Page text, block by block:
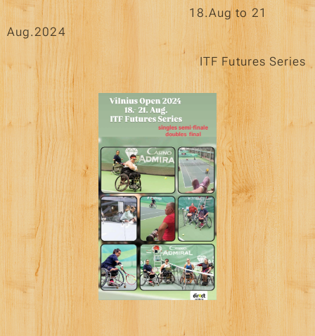
18.Aug to 21
Aug.2024
ITF Futures Series